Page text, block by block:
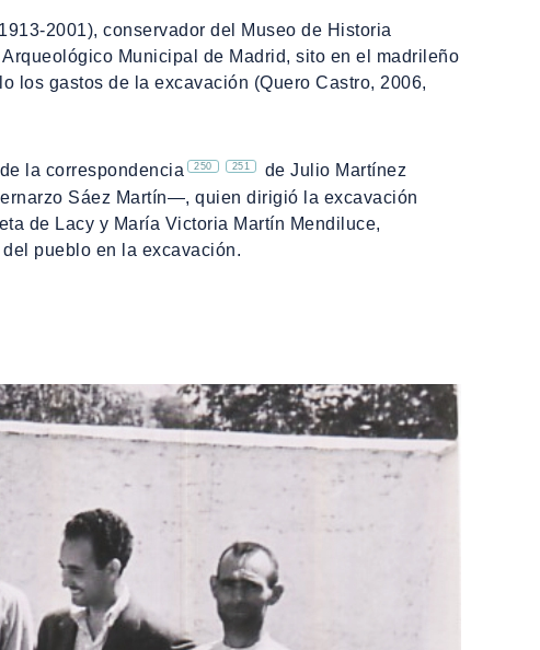
2001), conservador del Museo de Historia
Municipal de Madrid, sito en el madrileño
los gastos de la excavación (Quero Castro, 2006,
la correspondencia 250 251
de Julio Martínez
Sáez Martín―, quien dirigió la excavación
de Lacy y María Victoria Martín Mendiluce,
pueblo en la excavación.